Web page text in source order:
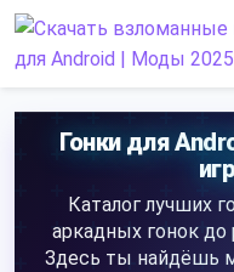
Skip
content
Игры
Гонки для
Каталог лучших
аркадных гонок до
Здесь ты найдёшь